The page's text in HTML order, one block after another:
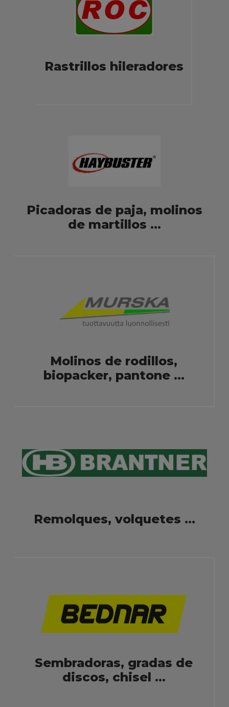
Rastrillos hileradores
Picadoras de paja, molinos
de martillos ...
Molinos de rodillos,
biopacker, pantone ...
Remolques, volquetes ...
Sembradoras, gradas de
discos, chisel ...